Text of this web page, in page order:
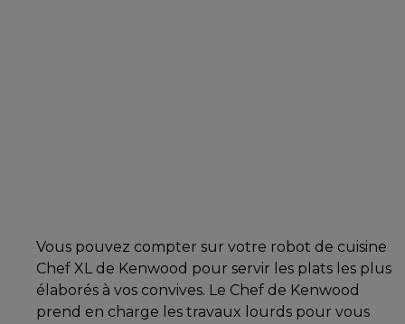
Vous pouvez compter sur votre robot de cuisine
Chef XL de Kenwood pour servir les plats les plus
élaborés à vos convives. Le Chef de Kenwood
prend en charge les travaux lourds pour vous